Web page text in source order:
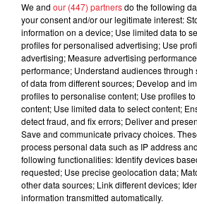
Des vitres
Montparnasse :
entre...
Incendies en
plusieurs
l'extinction...
We and our (447) partnersdo the following
your consent and/or our legitimate interest:
information on a device; Use limited data to
profiles for personalised advertising; Use
advertising; Measure advertising
performance; Understand audiences through
of data from different sources; Develop and
profiles to personalise content; Use profiles
content; Use limited data to select content;
detect fraud, and fix errors; Deliver and
Save and communicate privacy choices.
process personal data such as IP address
following functionalities: Identify devices
requested; Use precise geolocation data;
other data sources; Link different devices;
information transmitted automatically.